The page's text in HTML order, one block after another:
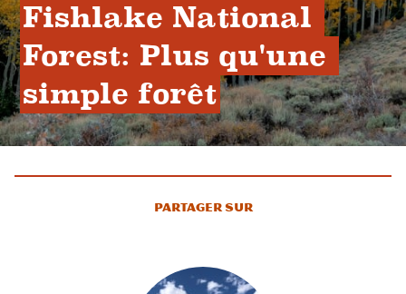
Fishlake National
Forest: Plus qu'une
simple forêt
Partager sur